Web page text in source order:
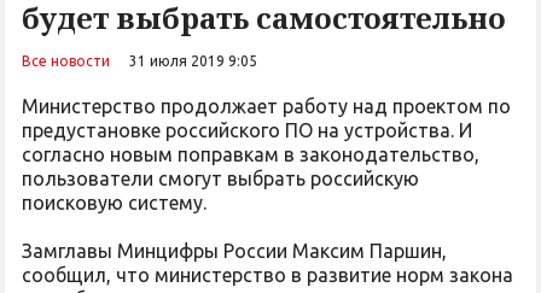
будет выбрать самостоятельно
Все новости 31 июля 2019 9:05
Министерство продолжает работу над проектом по
предустановке российского ПО на устройства. И
согласно новым поправкам в законодательство,
пользователи смогут выбрать российскую
поисковую систему.
Замглавы Минцифры России Максим Паршин,
сообщил, что министерство в развитие норм закона